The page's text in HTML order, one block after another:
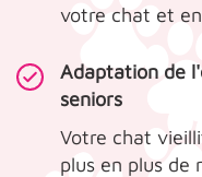
votre chat et
Adaptation de
seniors
Votre chat
plus en plus de